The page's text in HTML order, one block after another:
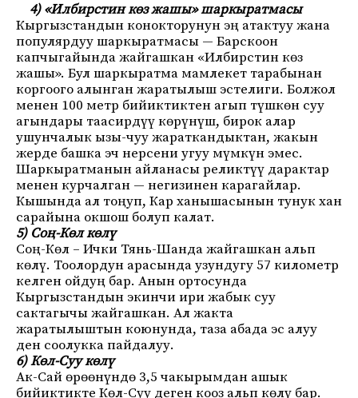
4) «Илбирстин көз жашы» шаркыратмасы
Кыргызстандын конокторунун эң атактуу жана
популярдуу шаркыратмасы — Барскоон
капчыгайында жайгашкан «Илбирстин көз
жашы». Бул шаркыратма мамлекет тарабынан
коргоого алынган жаратылыш эстелиги. Болжол
менен 100 метр бийиктиктен агып түшкөн суу
агындары таасирдүү көрүнүш, бирок алар
ушунчалык ызы-чуу жараткандыктан, жакын
жерде башка эч нерсени угуу мүмкүн эмес.
Шаркыратманын айланасы реликтүү дарактар
менен курчалган — негизинен карагайлар.
Кышында ал тоңуп, Кар ханышасынын тунук хан
сарайына окшош болуп калат.
5) Соң-Көл көлү
Соң-Көл – Ички Тянь-Шанда жайгашкан альп
көлү. Тоолордун арасында узундугу 57 километр
келген ойдуң бар. Анын ортосунда
Кыргызстандын экинчи ири жабык суу
сактагычы жайгашкан. Ал жакта
жаратылыштын коюнунда, таза абада эс алуу
ден соолукка пайдалуу.
6) Көл-Суу көлү
Ак-Сай өрөөнүндө 3,5 чакырымдан ашык
бийиктикте Көл-Суу деген кооз альп көлү бар.